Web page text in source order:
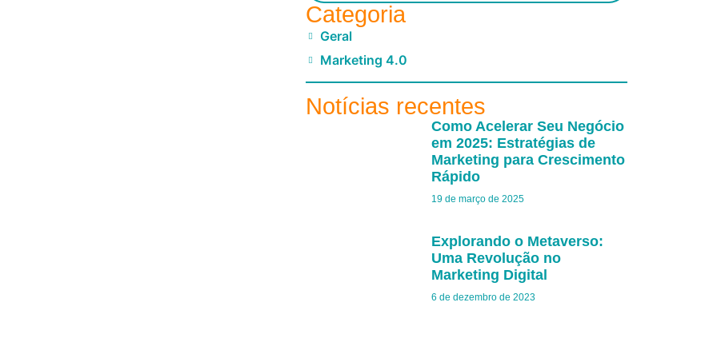
Categoria
Geral
Marketing 4.0
Notícias recentes
Como Acelerar Seu Negócio
em 2025: Estratégias de
Marketing para Crescimento
Rápido
19 de março de 2025
Explorando o Metaverso:
Uma Revolução no
Marketing Digital
6 de dezembro de 2023